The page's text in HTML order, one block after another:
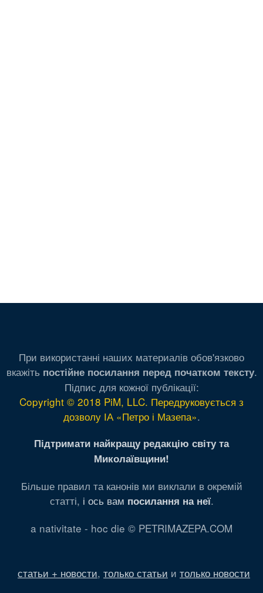
При використанні наших материалів обов'язково
вкажіть постійне посилання перед початком тексту.
Підпис для кожної публікації:
Copyright © 2018 PiM, LLC. Передруковується з
дозволу ІА «Петро і Мазепа».
Підтримати найкращу редакцію світу та
Миколаївщини!
Більше правил та канонів ми виклали в окремій
статті, і ось вам посилання на неї.
a nativitate - hoc die © PETRIMAZEPA.COM
статьи + новости, только статьи и только новости